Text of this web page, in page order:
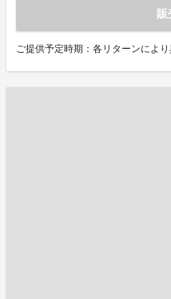
販
ご提供予定時期：各リターンによ